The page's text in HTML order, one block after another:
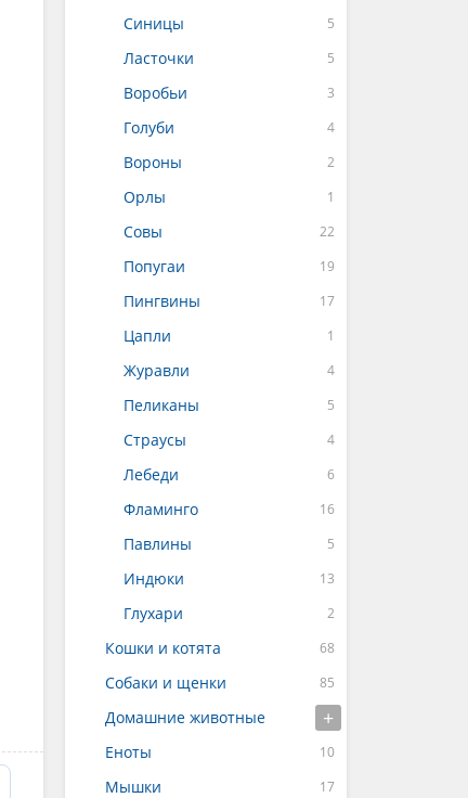
Синицы
Ласточки
Воробьи
Голуби
Вороны
Орлы
Совы
Попугаи
Пингвины
Цапли
Журавли
Пеликаны
Страусы
Лебеди
Фламинго
Павлины
Индюки
Глухари
Кошки и котята
Собаки и щенки
Домашние животные
Еноты
Мышки